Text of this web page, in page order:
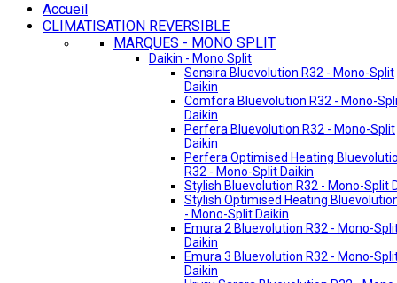
Accueil
CLIMATISATION REVERSIBLE
MARQUES - MONO SPLIT
Daikin - Mono Split
Sensira Bluevolution R32 - Mono-Split
Daikin
Comfora Bluevolution R32 - Mono-
Daikin
Perfera Bluevolution R32 - Mono-Split
Daikin
Perfera Optimised Heating
R32 - Mono-Split Daikin
Stylish Bluevolution R32 - Mono-Split
Stylish Optimised Heating
- Mono-Split Daikin
Emura 2 Bluevolution R32 - Mono-
Daikin
Emura 3 Bluevolution R32 - Mono-
Daikin